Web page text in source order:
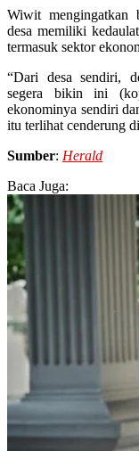
Wiwit mengingatkan
desa memiliki
termasuk sektor
“Dari desa sendiri,
segera bikin ini
ekonominya sendiri
itu terlihat cenderung
Sumber: Herald
Baca Juga: